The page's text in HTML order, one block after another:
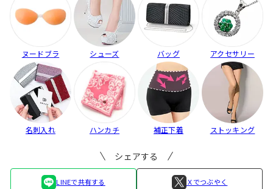
ヌードブラ シューズ バッグ アクセサリー
名刺入れ ハンカチ 補正下着 ストッキング
シェアする
LINEで共有する Ｘでつぶやく